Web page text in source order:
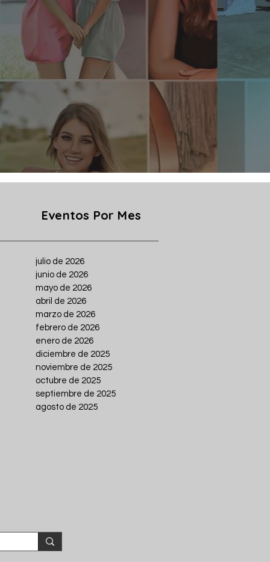
Eventos Por Mes
julio de 2026
junio de 2026
mayo de 2026
abril de 2026
marzo de 2026
febrero de 2026
enero de 2026
diciembre de 2025
noviembre de 2025
octubre de 2025
septiembre de 2025
agosto de 2025